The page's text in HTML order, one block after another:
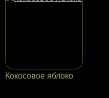
Кокосовое яблоко